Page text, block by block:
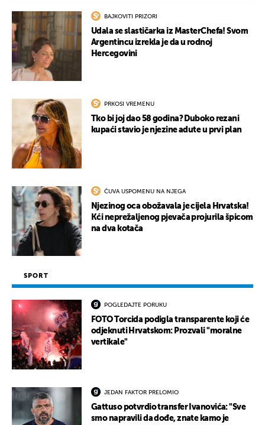
BAJKOVITI PRIZORI
Udala se slastičarka iz MasterChefa! Svom
Argentincu izrekla je da u rodnoj
Hercegovini
PRKOSI VREMENU
Tko bi joj dao 58 godina? Duboko rezani
kupaći stavio je njezine adute u prvi plan
ČUVA USPOMENU NA NJEGA
Njezinog oca obožavala je cijela Hrvatska!
Kći neprežaljenog pjevača projurila špicom
na dva kotača
SPORT
POGLEDAJTE PORUKU
FOTO Torcida podigla transparente koji će
odjeknuti Hrvatskom: Prozvali "moralne
vertikale"
JEDAN FAKTOR PRELOMIO
Gattuso potvrdio transfer Ivanovića: "Sve
smo napravili da dođe, znate kamo je